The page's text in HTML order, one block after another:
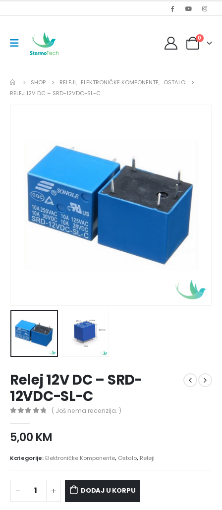
0
SHOP RELEJI, ELEKTRONIČKE KOMPONENTE, OSTALO
RELEJ 12V DC – SRD-12VDC-SL-C
Relej 12V DC – SRD-
12VDC-SL-C
( Još nema recenzija. )
5,00 KM
Kategorije: Elektroničke Komponente, Ostalo, Releji
DODAJ U KORPU